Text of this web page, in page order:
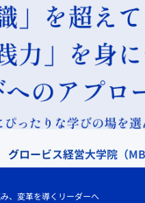
グロービス経営大学院（
、変革を導くリーダーへ